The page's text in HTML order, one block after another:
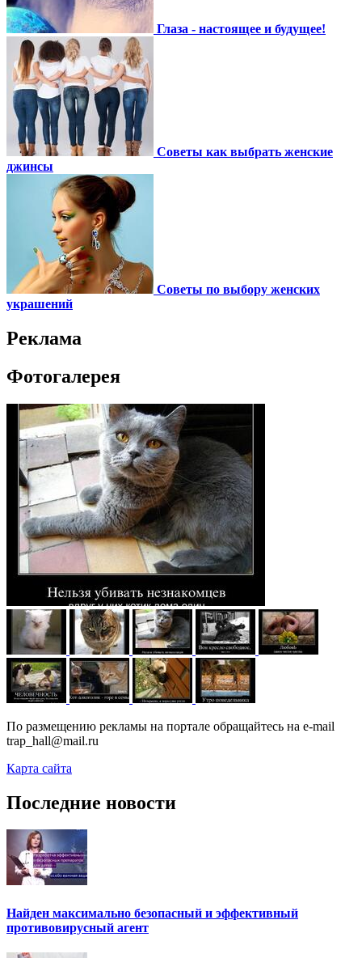
Глаза - настоящее и будущее!
Советы как выбрать женские
джинсы
Советы по выбору женских
украшений
Реклама
Фотогалерея
По размещению рекламы на портале обращайтесь на e-mail
trap_hall@mail.ru
Карта сайта
Последние новости
Найден максимально безопасный и эффективный
противовирусный агент